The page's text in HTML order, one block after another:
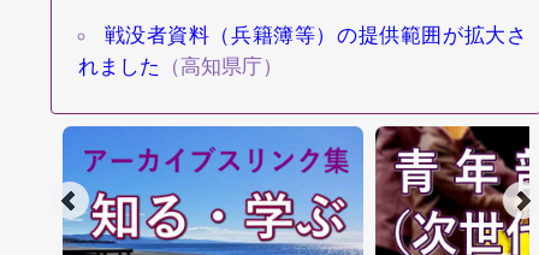
戦没者資料（兵籍簿等）の提供範囲が拡大さ
れました （高知県庁）